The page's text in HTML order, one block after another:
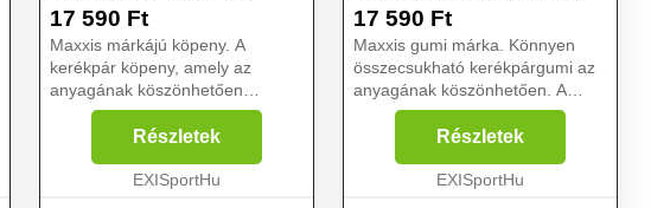
17 590 Ft
Maxxis márkájú köpeny. A
kerékpár köpeny, amely az
anyagának köszönhetően
könnyen hajtogatható. Szélesített
kidudorodások még nagyobb
támogatást nyújtanak. A kerékpár
köpeny ferde elülső élekkel
Részletek
EXISportHu
17 590 Ft
Maxxis gumi márka. Könnyen
összecsukható kerékpárgumi az
anyagának köszönhetően. A
meghosszabbított fülek még
nagyobb támogatást nyújtanak
vezetés közben. A kerékpár
gumiabroncs ferde elülső élekkel
Részletek
EXISportHu